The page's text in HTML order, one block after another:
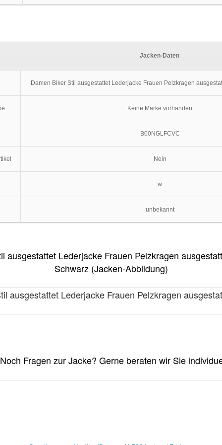
Jacken-Daten
Damen Biker Stil ausgestattet Lederjacke Frauen Pelzkragen
Keine Marke vorhanden
B00NGLFCVC
Nein
w
unbekannt
ausgestattet Lederjacke Frauen Pelzkragen
Schwarz (Jacken-Abbildung)